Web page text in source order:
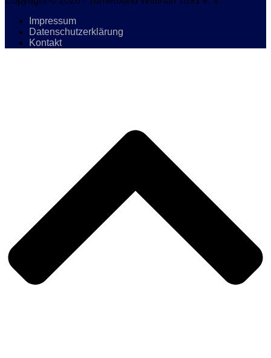
Impressum
Datenschutzerklärung
Kontakt